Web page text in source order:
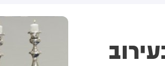
הבוקר בשכונת בקעה